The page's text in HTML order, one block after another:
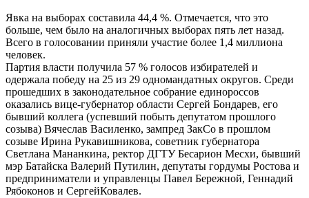
Явка на выборах составила 44,4 %. Отмечается, что это
больше, чем было на аналогичных выборах пять лет назад.
Всего в голосовании приняли участие более 1,4 миллиона
человек.
Партия власти получила 57 % голосов избирателей и
одержала победу на 25 из 29 одномандатных округов. Среди
прошедших в законодательное собрание единороссов
оказались вице-губернатор области Сергей Бондарев, его
бывший коллега (успевший побыть депутатом прошлого
созыва) Вячеслав Василенко, зампред ЗакСо в прошлом
созыве Ирина Рукавишникова, советник губернатора
Светлана Мананкина, ректор ДГТУ Бесарион Месхи, бывший
мэр Батайска Валерий Путилин, депутаты гордумы Ростова и
предприниматели и управленцы Павел Бережной, Геннадий
Рябоконов и СергейКовалев.